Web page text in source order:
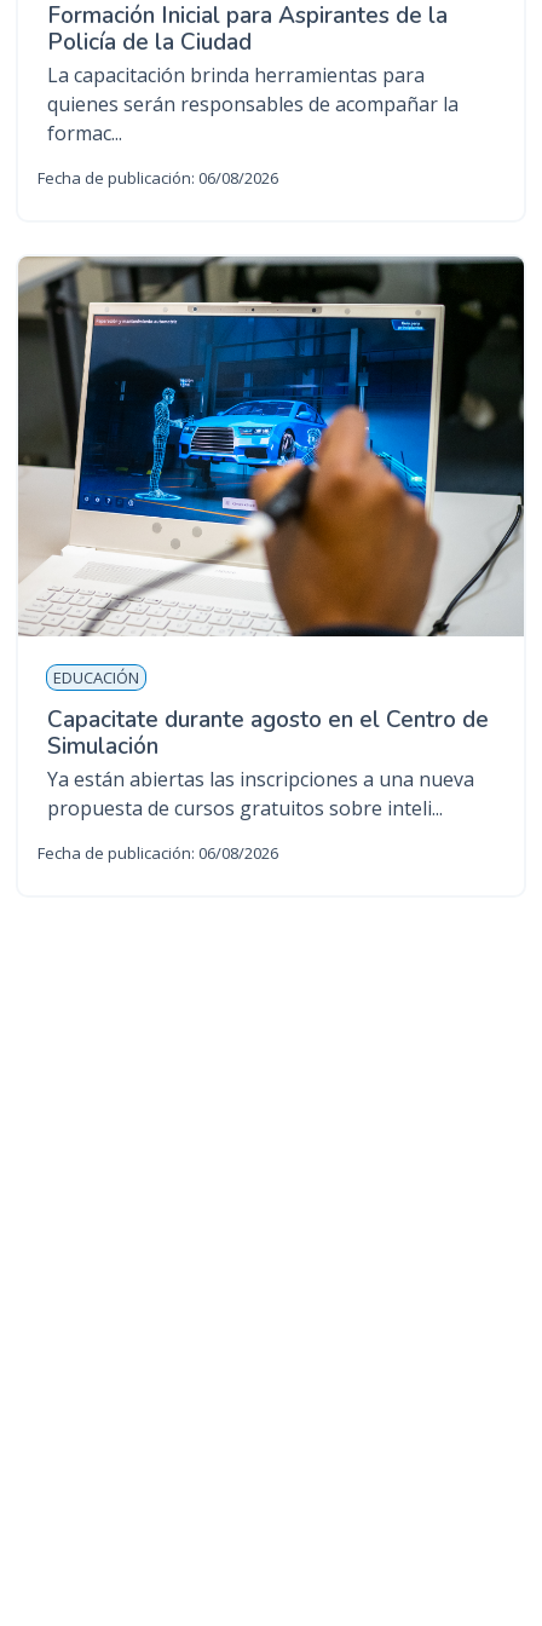
Formación Inicial para Aspirantes de la
Policía de la Ciudad
La capacitación brinda herramientas para
quienes serán responsables de acompañar la
formac...
Fecha de publicación: 06/08/2026
EDUCACIÓN
Capacitate durante agosto en el Centro de
Simulación
Ya están abiertas las inscripciones a una nueva
propuesta de cursos gratuitos sobre inteli...
Fecha de publicación: 06/08/2026